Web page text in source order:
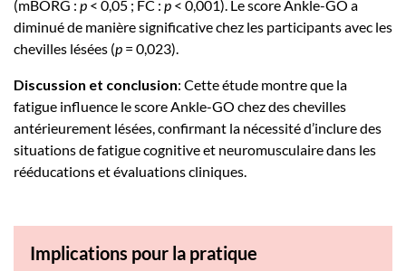
(mBORG : p < 0,05 ; FC : p < 0,001). Le score Ankle-GO a
diminué de manière significative chez les participants avec les
chevilles lésées (p = 0,023).
Discussion et conclusion: Cette étude montre que la
fatigue influence le score Ankle-GO chez des chevilles
antérieurement lésées, confirmant la nécessité d’inclure des
situations de fatigue cognitive et neuromusculaire dans les
rééducations et évaluations cliniques.
Implications pour la pratique